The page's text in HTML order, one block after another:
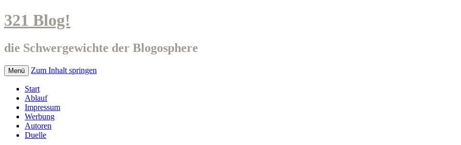
321 Blog!
die Schwergewichte der Blogosphere
Menü Zum Inhalt springen
Start
Ablauf
Impressum
Werbung
Autoren
Duelle